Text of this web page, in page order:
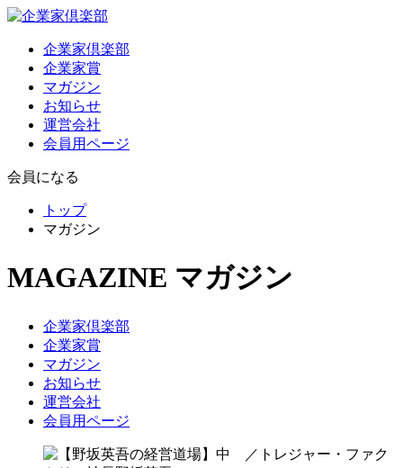
企業家倶楽部
企業家賞
マガジン
お知らせ
運営会社
会員用ページ
会員になる
トップ
マガジン
MAGAZINE マガジン
企業家倶楽部
企業家賞
マガジン
お知らせ
運営会社
会員用ページ